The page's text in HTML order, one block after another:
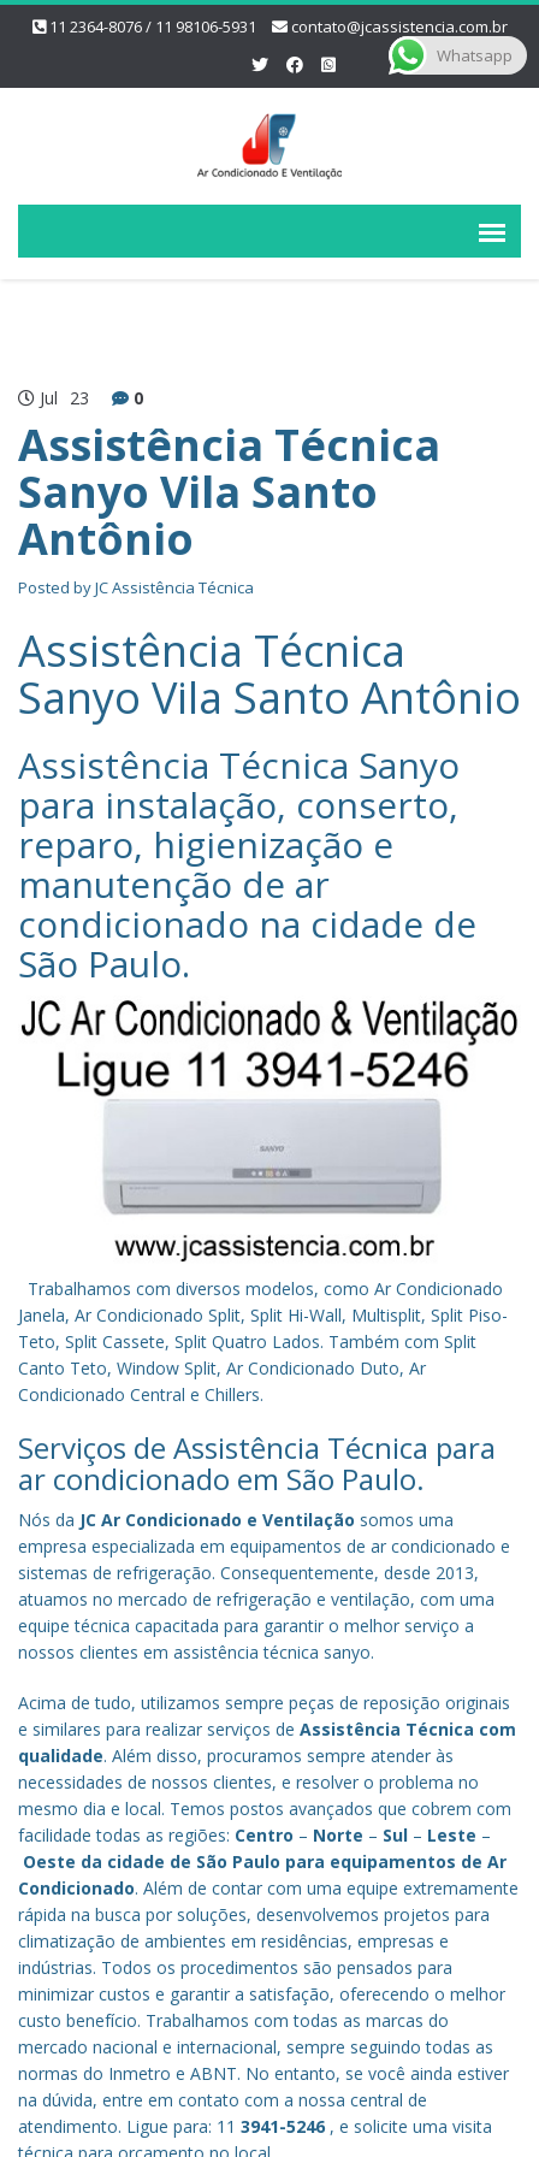
11 2364-8076 / 11 98106-5931 contato@jcassistencia.com.br
Jul 23 0
Assistência Técnica
Sanyo Vila Santo
Antônio
Posted byJC Assistência Técnica
Assistência Técnica
Sanyo Vila Santo Antônio
Assistência Técnica Sanyo‎
para instalação, conserto,
reparo, higienização e
manutenção de ar
condicionado na cidade de
São Paulo.
Trabalhamos com diversos modelos, como Ar Condicionado
Janela, Ar Condicionado Split, Split Hi-Wall, Multisplit, Split Piso-
Teto, Split Cassete, Split Quatro Lados. Também com Split
Canto Teto, Window Split, Ar Condicionado Duto, Ar
Condicionado Central e Chillers.
Serviços de Assistência Técnica para
ar condicionado em São Paulo.
Nós da JC Ar Condicionado e Ventilação somos uma
empresa especializada em equipamentos de ar condicionado e
sistemas de refrigeração. Consequentemente, desde 2013,
atuamos no mercado de refrigeração e ventilação, com uma
equipe técnica capacitada para garantir o melhor serviço a
nossos clientes em assistência técnica sanyo.
Acima de tudo, utilizamos sempre peças de reposição originais
e similares para realizar serviços de Assistência Técnica com
qualidade. Além disso, procuramos sempre atender às
necessidades de nossos clientes, e resolver o problema no
mesmo dia e local. Temos postos avançados que cobrem com
facilidade todas as regiões: Centro – Norte – Sul – Leste –
Oeste da cidade de São Paulo para equipamentos de Ar
Condicionado. Além de contar com uma equipe extremamente
rápida na busca por soluções, desenvolvemos projetos para
climatização de ambientes em residências, empresas e
indústrias. Todos os procedimentos são pensados para
minimizar custos e garantir a satisfação, oferecendo o melhor
custo benefício. Trabalhamos com todas as marcas do
mercado nacional e internacional, sempre seguindo todas as
normas do Inmetro e ABNT. No entanto, se você ainda estiver
na dúvida, entre em contato com a nossa central de
atendimento. Ligue para: 11 3941-5246 , e solicite uma visita
Whatsapp